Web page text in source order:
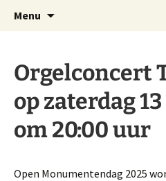
Stichting
Zwolle
Website
Menu
Orgelconcert
op zaterdag
om 20:00 uur
Open Monumentendag 2025